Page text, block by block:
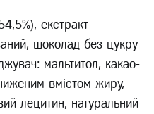
екстракт
шоколад без цукру
мальтитол, какао-
вмістом жиру,
лецитин, натуральний